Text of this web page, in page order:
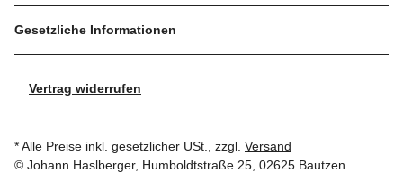
Gesetzliche Informationen
Vertrag widerrufen
* Alle Preise inkl. gesetzlicher USt., zzgl. Versand
© Johann Haslberger, Humboldtstraße 25, 02625 Bautzen